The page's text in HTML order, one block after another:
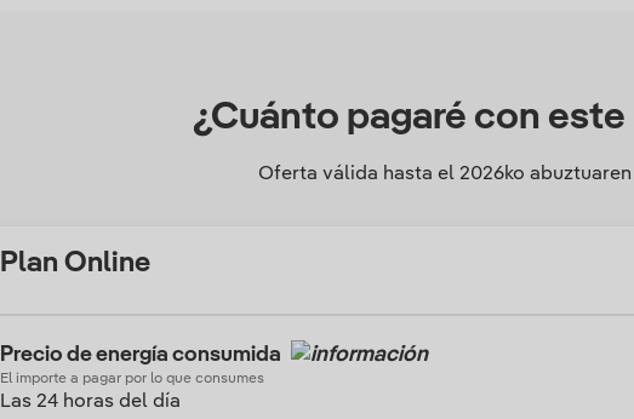
¿Cuánto pagaré con este
Oferta válida hasta el 2026ko abuztuaren
Plan Online
Precio de energía consumida
El importe a pagar por lo que consumes
Las 24 horas del día